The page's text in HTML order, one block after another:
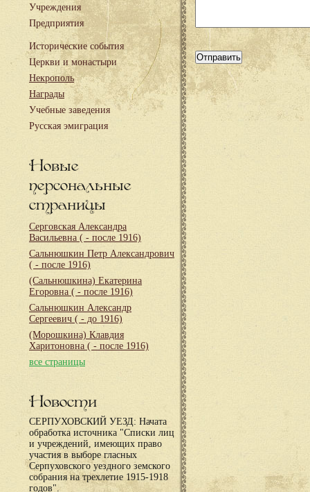
Учреждения
Предприятия
Исторические события
Церкви и монастыри
Некрополь
Награды
Учебные заведения
Русская эмиграция
Новые
персональные
страницы
Серговская Александра
Васильевна ( - после 1916)
Сальнюшкин Петр Александрович
( - после 1916)
(Сальнюшкина) Екатерина
Егоровна ( - после 1916)
Сальнюшкин Александр
Сергеевич ( - до 1916)
(Морошкина) Клавдия
Харитоновна ( - после 1916)
все страницы
Новости
СЕРПУХОВСКИЙ УЕЗД: Начата
обработка источника "Списки лиц
и учреждений, имеющих право
участия в выборе гласных
Серпуховского уездного земского
собрания на трехлетие 1915-1918
годов".